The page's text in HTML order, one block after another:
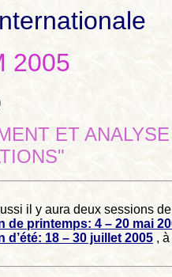
2005
ET
il y aura deux sessions de
de printemps: 4 – 20 mai
d’été: 18 – 30 juillet 2005 ,